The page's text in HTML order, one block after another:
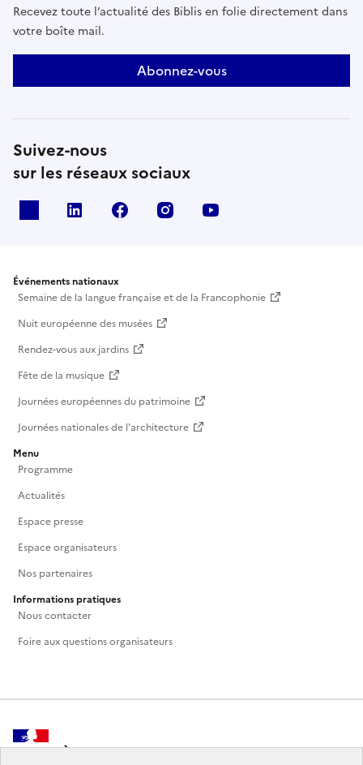
Recevez toute l’actualité des Biblis en folie directement dans
votre boîte mail.
Abonnez-vous
Suivez-nous
sur les réseaux sociaux
Linkedin Facebook Instagram
Événements nationaux
Semaine de la langue française et de la Francophonie
Nuit européenne des musées
Rendez-vous aux jardins
Fête de la musique
Journées européennes du patrimoine
Journées nationales de l'architecture
Menu
Programme
Actualités
Espace presse
Espace organisateurs
Nos partenaires
Informations pratiques
Nous contacter
Foire aux questions organisateurs
MINISTÈRE